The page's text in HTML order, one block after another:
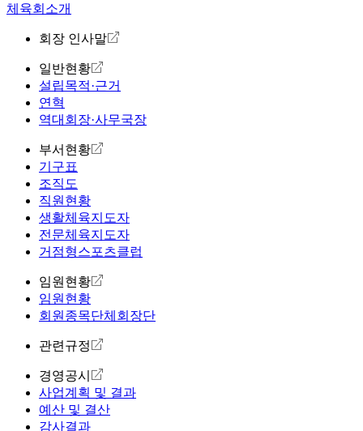
체육회소개
회장 인사말
일반현황
설립목적·근거
연혁
역대회장·사무국장
부서현황
기구표
조직도
직원현황
생활체육지도자
전문체육지도자
거점형스포츠클럽
임원현황
임원현황
회원종목단체회장단
관련규정
경영공시
사업계획 및 결과
예산 및 결산
감사결과